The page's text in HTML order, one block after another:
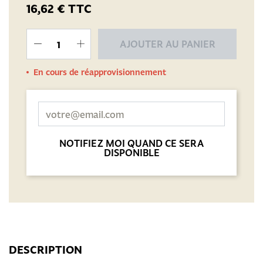
16,62 € TTC
AJOUTER AU PANIER
En cours de réapprovisionnement
NOTIFIEZ MOI QUAND CE SERA
DISPONIBLE
DESCRIPTION